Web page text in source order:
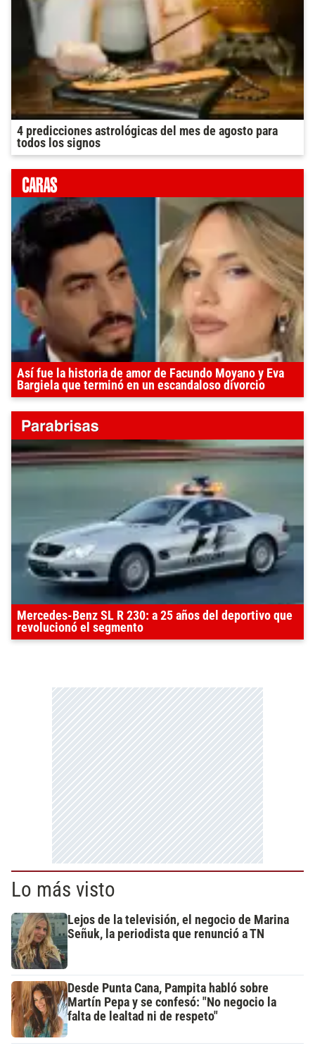
4 predicciones astrológicas del mes de agosto para
todos los signos
Así fue la historia de amor de Facundo Moyano y Eva
Bargiela que terminó en un escandaloso divorcio
Mercedes-Benz SL R 230: a 25 años del deportivo que
revolucionó el segmento
Lo más visto
Lejos de la televisión, el negocio de Marina
Señuk, la periodista que renunció a TN
Desde Punta Cana, Pampita habló sobre
Martín Pepa y se confesó: "No negocio la
falta de lealtad ni de respeto"